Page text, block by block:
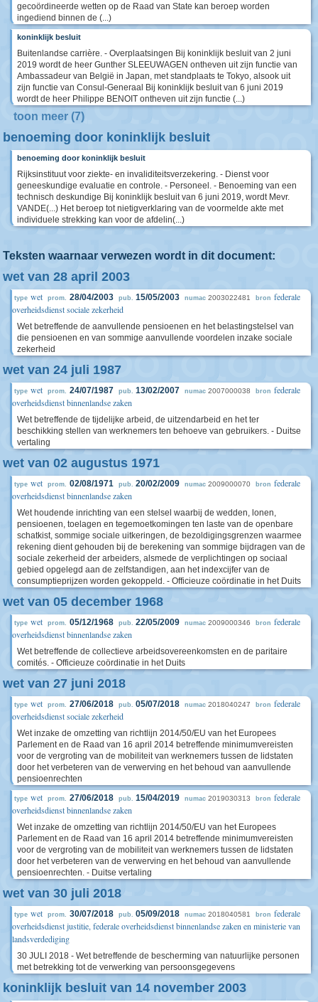
gecoördineerde wetten op de Raad van State kan beroep worden
ingediend binnen de (...)
koninklijk besluit
Buitenlandse carrière. - Overplaatsingen Bij koninklijk besluit van 2 juni
2019 wordt de heer Gunther SLEEUWAGEN ontheven uit zijn functie van
Ambassadeur van België in Japan, met standplaats te Tokyo, alsook uit
zijn functie van Consul-Generaal Bij koninklijk besluit van 6 juni 2019
wordt de heer Philippe BENOIT ontheven uit zijn functie (...)
toon meer (7)
benoeming door koninklijk besluit
benoeming door koninklijk besluit
Rijksinstituut voor ziekte- en invaliditeitsverzekering. - Dienst voor
geneeskundige evaluatie en controle. - Personeel. - Benoeming van een
technisch deskundige Bij koninklijk besluit van 6 juni 2019, wordt Mevr.
VANDE(...) Het beroep tot nietigverklaring van de voormelde akte met
individuele strekking kan voor de afdelin(...)
Teksten waarnaar verwezen wordt in dit document:
wet van 28 april 2003
type wet prom. 28/04/2003 pub. 15/05/2003 numac 2003022481 bron federale
overheidsdienst sociale zekerheid
Wet betreffende de aanvullende pensioenen en het belastingstelsel van
die pensioenen en van sommige aanvullende voordelen inzake sociale
zekerheid
wet van 24 juli 1987
type wet prom. 24/07/1987 pub. 13/02/2007 numac 2007000038 bron federale
overheidsdienst binnenlandse zaken
Wet betreffende de tijdelijke arbeid, de uitzendarbeid en het ter
beschikking stellen van werknemers ten behoeve van gebruikers. - Duitse
vertaling
wet van 02 augustus 1971
type wet prom. 02/08/1971 pub. 20/02/2009 numac 2009000070 bron federale
overheidsdienst binnenlandse zaken
Wet houdende inrichting van een stelsel waarbij de wedden, lonen,
pensioenen, toelagen en tegemoetkomingen ten laste van de openbare
schatkist, sommige sociale uitkeringen, de bezoldigingsgrenzen waarmee
rekening dient gehouden bij de berekening van sommige bijdragen van de
sociale zekerheid der arbeiders, alsmede de verplichtingen op sociaal
gebied opgelegd aan de zelfstandigen, aan het indexcijfer van de
consumptieprijzen worden gekoppeld. - Officieuze coördinatie in het Duits
wet van 05 december 1968
type wet prom. 05/12/1968 pub. 22/05/2009 numac 2009000346 bron federale
overheidsdienst binnenlandse zaken
Wet betreffende de collectieve arbeidsovereenkomsten en de paritaire
comités. - Officieuze coördinatie in het Duits
wet van 27 juni 2018
type wet prom. 27/06/2018 pub. 05/07/2018 numac 2018040247 bron federale
overheidsdienst sociale zekerheid
Wet inzake de omzetting van richtlijn 2014/50/EU van het Europees
Parlement en de Raad van 16 april 2014 betreffende minimumvereisten
voor de vergroting van de mobiliteit van werknemers tussen de lidstaten
door het verbeteren van de verwerving en het behoud van aanvullende
pensioenrechten
type wet prom. 27/06/2018 pub. 15/04/2019 numac 2019030313 bron federale
overheidsdienst binnenlandse zaken
Wet inzake de omzetting van richtlijn 2014/50/EU van het Europees
Parlement en de Raad van 16 april 2014 betreffende minimumvereisten
voor de vergroting van de mobiliteit van werknemers tussen de lidstaten
door het verbeteren van de verwerving en het behoud van aanvullende
pensioenrechten. - Duitse vertaling
wet van 30 juli 2018
type wet prom. 30/07/2018 pub. 05/09/2018 numac 2018040581 bron federale
overheidsdienst justitie, federale overheidsdienst binnenlandse zaken en ministerie van
landsverdediging
30 JULI 2018 - Wet betreffende de bescherming van natuurlijke personen
met betrekking tot de verwerking van persoonsgegevens
koninklijk besluit van 14 november 2003